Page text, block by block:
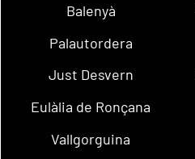
Balenyà
Palautordera
Just Desvern
Eulàlia de Ronçana
Vallgorguina